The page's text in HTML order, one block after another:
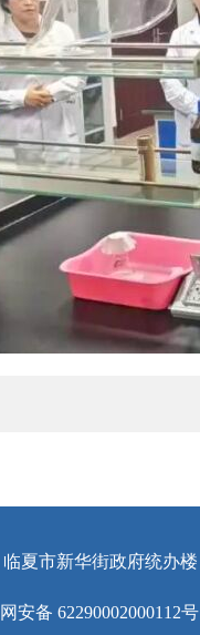
夏市新华街政府统办楼
安备 62290002000112号